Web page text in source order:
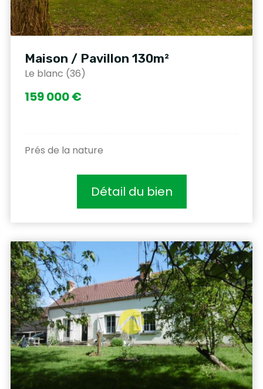
Maison / Pavillon 130m²
Le blanc (36)
159 000 €
Prés de la nature
Détail du bien